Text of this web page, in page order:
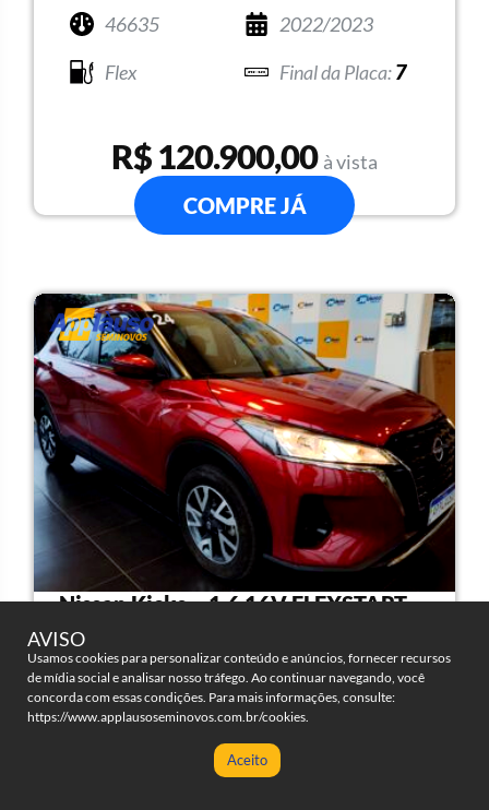
46635
2022/2023
Flex
7
R$ 120.900,00 à vista
COMPRE JÁ
Nissan Kicks – 1.6 16V FLEXSTART
SENSE XTRONIC
4 portas
Automatico
AVISO
Usamos cookies para personalizar conteúdo e anúncios, fornecer recursos
de mídia social e analisar nosso tráfego. Ao continuar navegando, você
concorda com essas condições. Para mais informações, consulte:
https://www.applausoseminovos.com.br/cookies.
Aceito
CLIQUE AQUI PARA AVALIAR
SEU VEÍCULO AGORA!